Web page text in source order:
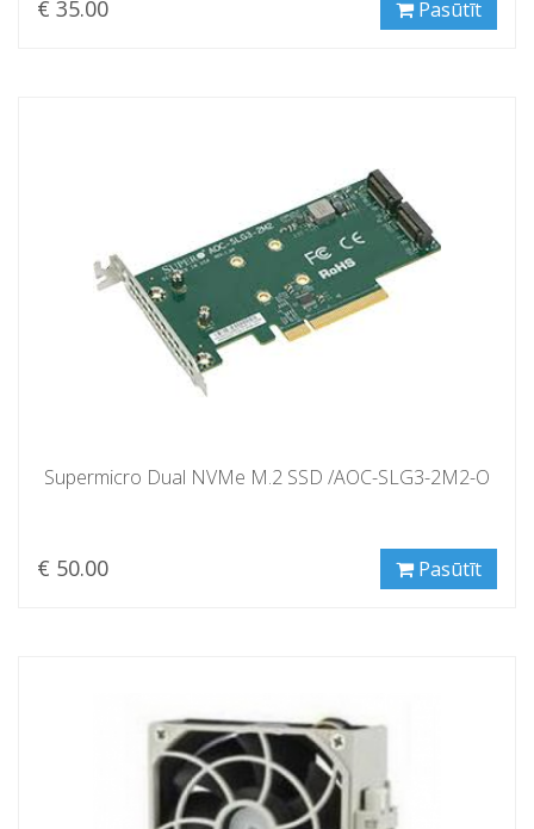
€ 35.00 Pasūtīt
Supermicro Dual NVMe M.2 SSD /AOC-SLG3-2M2-O
€ 50.00 Pasūtīt